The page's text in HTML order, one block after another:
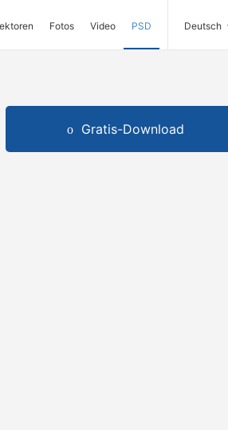
Fotos Video PSD Deutsch
Gratis-Download